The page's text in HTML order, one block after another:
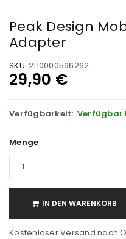
Peak Design
Adapter
SKU: 2110000596262
29,90 €
Verfügbarkeit: Verfügbar
Menge
IN DEN WARENKORB
Kostenloser Versand nach